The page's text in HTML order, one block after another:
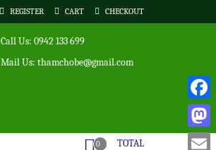
REGISTER CART CHECKOUT
Call Us: 0942 133 699
Mail Us: thamchobe@gmail.com
0
TOTAL